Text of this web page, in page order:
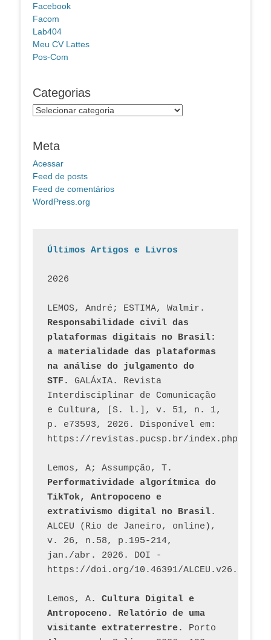
Facebook
Facom
Lab404
Meu CV Lattes
Pos-Com
Categorias
Categorias
Meta
Acessar
Feed de posts
Feed de comentários
WordPress.org
Últimos Artigos e Livros
2026
Responsabilidade civil das
plataformas digitais no Brasil:
a materialidade das plataformas
na análise do julgamento do
STF.
GALÁxIA. Revista
Interdisciplinar de Comunicação
e Cultura, [S. l.], v. 51, n. 1,
p. e73593, 2026. Disponível em:
Performatividade algorítmica do
TikTok, Antropoceno e
extrativismo digital no Brasil.
ALCEU (Rio de Janeiro, online),
v. 26, n.58, p.195-214,
jan./abr. 2026. DOI -
https://doi.org/10.46391/
Lemos, A. Cultura Digital e
Antropoceno. Relatório de uma
visitante extraterrestre. Porto